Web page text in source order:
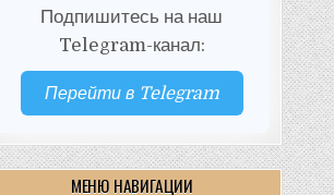
Подпишитесь на наш
Telegram-канал:
Перейти в Telegram
МЕНЮ НАВИГАЦИИ